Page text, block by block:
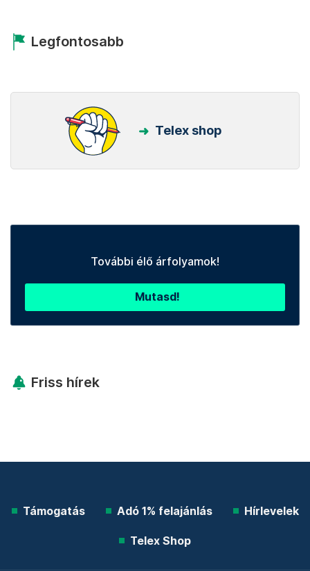
Legfontosabb
Telex shop
További élő árfolyamok!
Mutasd!
Friss hírek
Támogatás Adó 1% felajánlás Hírlevelek
Telex Shop